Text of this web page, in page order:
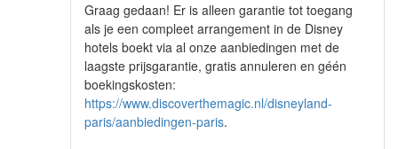
Graag gedaan! Er is alleen garantie tot toegang
als je een compleet arrangement in de Disney
hotels boekt via al onze aanbiedingen met de
laagste prijsgarantie, gratis annuleren en géén
boekingskosten:
https://www.discoverthemagic.nl/disneyland-
paris/aanbiedingen-paris.